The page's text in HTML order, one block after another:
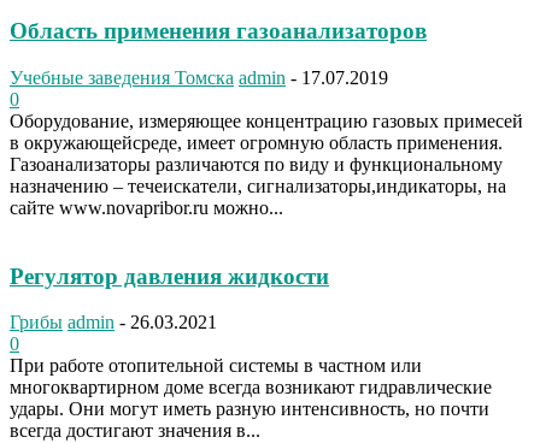
Область применения газоанализаторов
Учебные заведения Томска admin - 17.07.2019
0
Оборудование, измеряющее концентрацию газовых примесей
в окружающейсреде, имеет огромную область применения.
Газоанализаторы различаются по виду и функциональному
назначению – течеискатели, сигнализаторы,индикаторы, на
сайте www.novapribor.ru можно...
Регулятор давления жидкости
Грибы admin - 26.03.2021
0
При работе отопительной системы в частном или
многоквартирном доме всегда возникают гидравлические
удары. Они могут иметь разную интенсивность, но почти
всегда достигают значения в...